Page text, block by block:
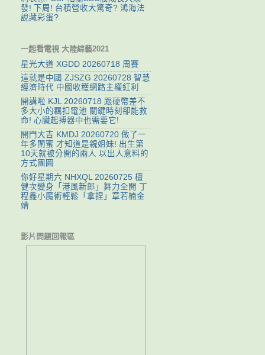
發! 下周! 台積營收大驚奇? 鴻海法
說藏彩蛋?
一起看電視 大陸綜藝2021
星光大道 XGDD 20260718 周賽
這就是中國 ZJSZG 20260728 智慧
經濟時代 中國收穫網路主權紅利
開講啦 KJL 20260718 跟硬幣差不
多大小的羈扣電池 關鍵時刻卻能救
命! 心臟起搏器中也需要它!
開門大吉 KMDJ 20260720 做了一
年多閨蜜 才知道是親姐妹! 出生第
10天就被分開的兩人 以出人意料的
方式團圓
你好星期六 NHXQL 20260725 檀
健次變身「港風新郎」舞力全開 丁
程鑫小魔術輕鬆「拿捏」章若楠金
靖
影片問題回報區